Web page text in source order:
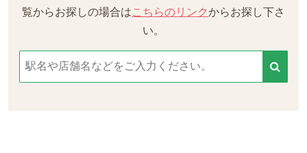
覧からお探しの場合はこちらのリンクからお探し下さ
い。